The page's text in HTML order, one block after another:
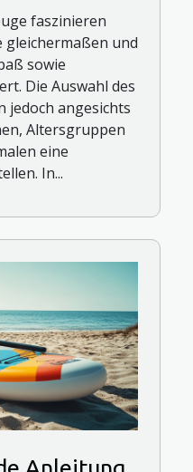
faszinieren
gleichermaßen und
sowie
Die Auswahl des
jedoch angesichts
Altersgruppen
eine
In...